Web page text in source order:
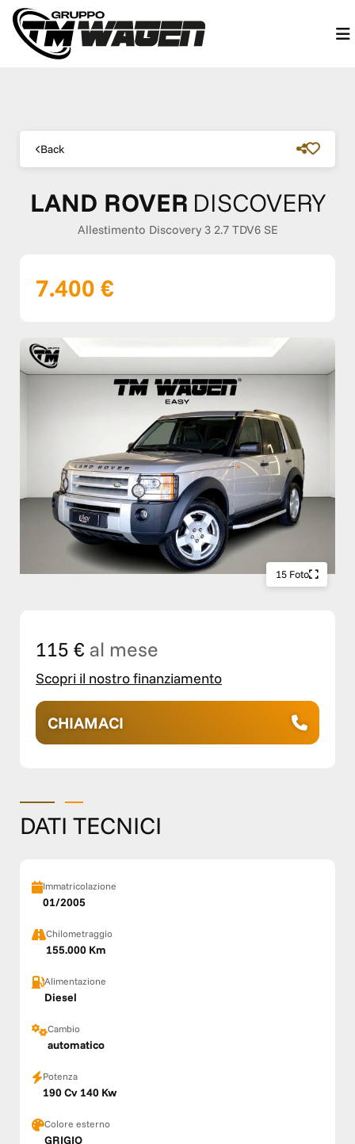
Back
LAND ROVER DISCOVERY
Allestimento Discovery 3 2.7 TDV6 SE
7.400 €
15 Foto
115 € al mese
Scopri il nostro finanziamento
CHIAMACI
DATI TECNICI
Immatricolazione
01/2005
Chilometraggio
155.000 Km
Alimentazione
Diesel
Cambio
automatico
Potenza
190 Cv 140 Kw
Colore esterno
GRIGIO